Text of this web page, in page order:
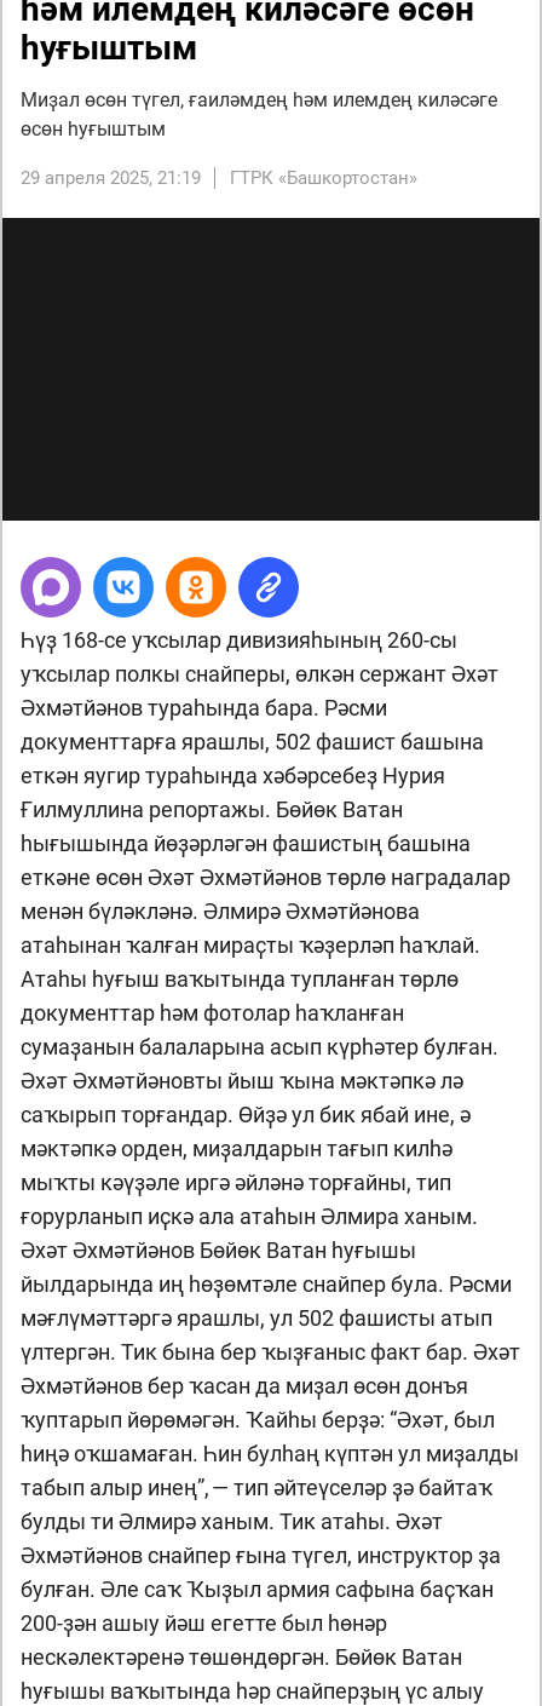
һәм илемдең киләсәге өсөн
һуғыштым
Миҙал өсөн түгел, ғаиләмдең һәм илемдең киләсәге
өсөн һуғыштым
29 апреля 2025, 21:19 ГТРК «Башкортостан»
Һүҙ 168-се уҡсылар дивизияһының 260-сы
уҡсылар полкы снайперы, өлкән сержант Әхәт
Әхмәтйәнов тураһында бара. Рәсми
документтарға ярашлы, 502 фашист башына
еткән яугир тураһында хәбәрсебеҙ Нурия
Ғилмуллина репортажы. Бөйөк Ватан
һығышында йөҙәрләгән фашистың башына
еткәне өсөн Әхәт Әхмәтйәнов төрлө наградалар
менән бүләкләнә. Әлмирә Әхмәтйәнова
атаһынан ҡалған мираҫты ҡәҙерләп һаҡлай.
Атаһы һуғыш ваҡытында тупланған төрлө
документтар һәм фотолар һаҡланған
сумаҙанын балаларына асып күрһәтер булған.
Әхәт Әхмәтйәновты йыш ҡына мәктәпкә лә
саҡырып торғандар. Өйҙә ул бик ябай ине, ә
мәктәпкә орден, миҙалдарын тағып килһә
мыҡты кәүҙәле иргә әйләнә торғайны, тип
ғорурланып иҫкә ала атаһын Әлмира ханым.
Әхәт Әхмәтйәнов Бөйөк Ватан һуғышы
йылдарында иң һөҙөмтәле снайпер була. Рәсми
мәғлүмәттәргә ярашлы, ул 502 фашисты атып
үлтергән. Тик бына бер ҡыҙғаныс факт бар. Әхәт
Әхмәтйәнов бер ҡасан да миҙал өсөн донъя
ҡуптарып йөрөмәгән. Ҡайһы берҙә: “Әхәт, был
һиңә оҡшамаған. Һин булһаң күптән ул миҙалды
табып алыр инең”, — тип әйтеүселәр ҙә байтаҡ
булды ти Әлмирә ханым. Тик атаһы. Әхәт
Әхмәтйәнов снайпер ғына түгел, инструктор ҙа
булған. Әле саҡ Ҡыҙыл армия сафына баҫҡан
200-ҙән ашыу йәш егетте был һөнәр
нескәлектәренә төшөндөргән. Бөйөк Ватан
һуғышы ваҡытында һәр снайперҙың үс алыу